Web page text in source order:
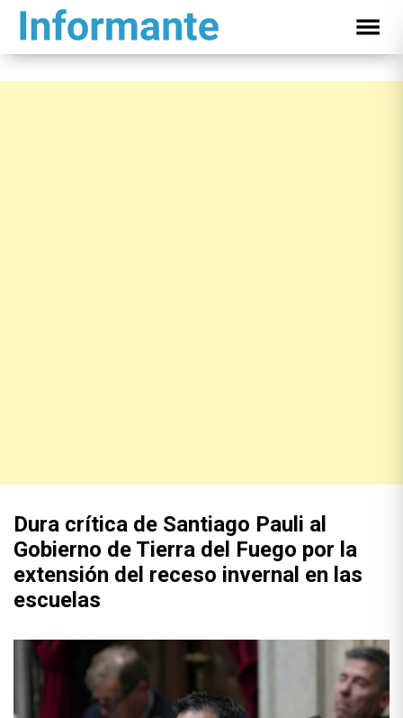
Dura crítica de Santiago Pauli al
Gobierno de Tierra del Fuego por la
extensión del receso invernal en las
escuelas